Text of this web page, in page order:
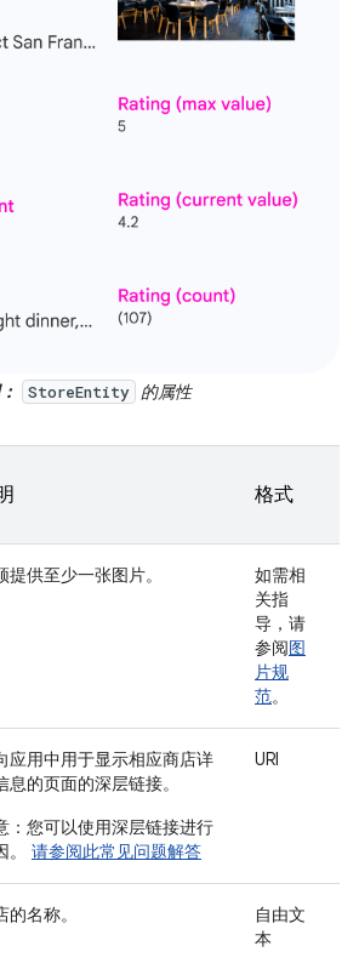
StoreEntity 的属性
格式
提供至少一张图片。
如需相
关指
导，请
参阅图
片规
范。
应用中用于显示相应商店详
息的页面的深层链接。
：您可以使用深层链接进行
。 请参阅此常见问题解答
URI
的名称。
自由文
本